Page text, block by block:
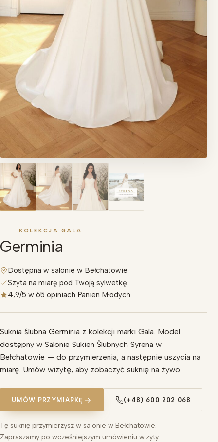
KOLEKCJA GALA
Germinia
Dostępna w salonie w Bełchatowie
Szyta na miarę pod Twoją sylwetkę
4,9/5 w 65 opiniach Panien Młodych
Suknia ślubna Germinia z kolekcji marki Gala. Model
dostępny w Salonie Sukien Ślubnych Syrena w
Bełchatowie — do przymierzenia, a następnie uszycia na
miarę. Umów wizytę, aby zobaczyć suknię na żywo.
UMÓW PRZYMIARKĘ (+48) 600 202 068
Tę suknię przymierzysz w salonie w Bełchatowie.
Zapraszamy po wcześniejszym umówieniu wizyty.